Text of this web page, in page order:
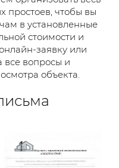
простоев, чтобы вы
в установленные
стоимости и
заявку или
вопросы и
объекта.